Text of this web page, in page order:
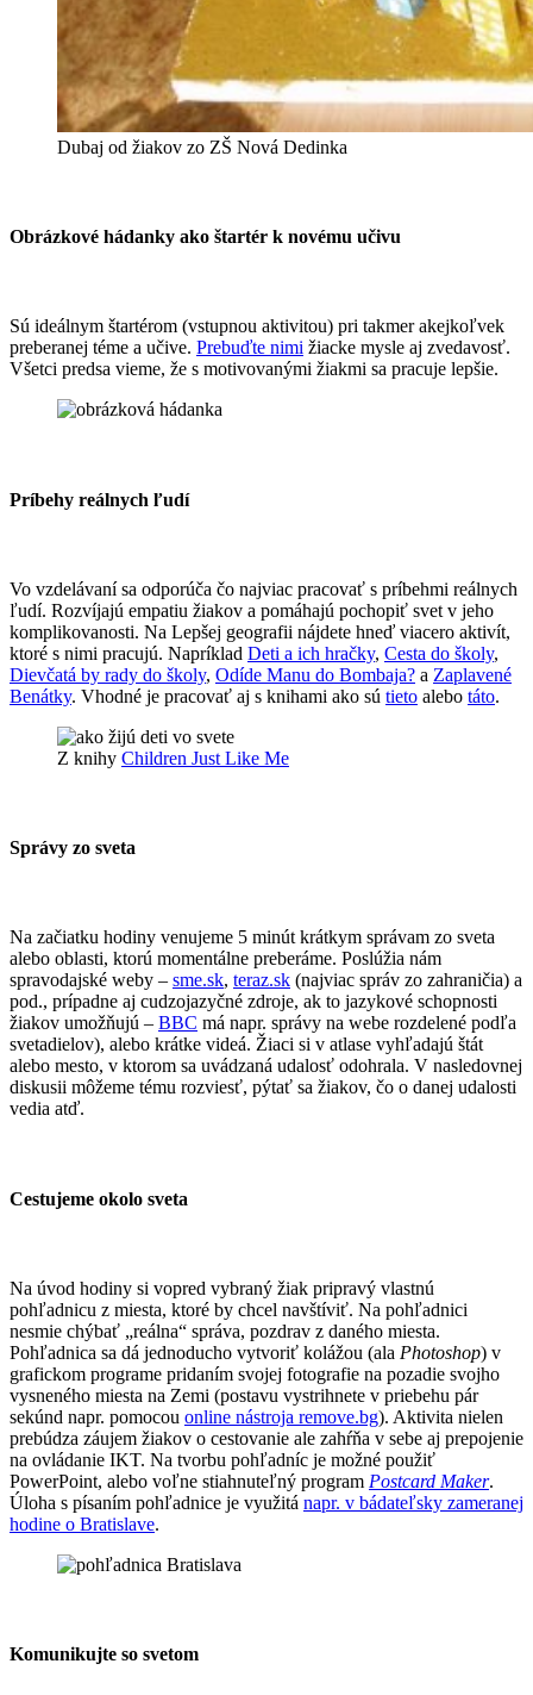
Dubaj od žiakov zo ZŠ Nová Dedinka
Obrázkové hádanky ako štartér k novému učivu
Sú ideálnym štartérom (vstupnou aktivitou) pri takmer akejkoľvek
preberanej téme a učive. Prebuďte nimi žiacke mysle aj zvedavosť.
Všetci predsa vieme, že s motivovanými žiakmi sa pracuje lepšie.​
Príbehy reálnych ľudí
Vo vzdelávaní sa odporúča čo najviac pracovať s príbehmi reálnych
ľudí. Rozvíjajú empatiu žiakov a pomáhajú pochopiť svet v jeho
komplikovanosti. Na Lepšej geografii nájdete hneď viacero aktivít,
ktoré s nimi pracujú. Napríklad Deti a ich hračky, Cesta do školy,
Dievčatá by rady do školy, Odíde Manu do Bombaja? a Zaplavené
Benátky. Vhodné je pracovať aj s knihami ako sú tieto alebo táto.
Z knihy Children Just Like Me
Správy zo sveta
Na začiatku hodiny venujeme 5 minút krátkym správam zo sveta
alebo oblasti, ktorú momentálne preberáme. Poslúžia nám
spravodajské weby – sme.sk, teraz.sk (najviac správ zo zahraničia) a
pod., prípadne aj cudzojazyčné zdroje, ak to jazykové schopnosti
žiakov umožňujú – BBC má napr. správy na webe rozdelené podľa
svetadielov), alebo krátke videá. Žiaci si v atlase vyhľadajú štát
alebo mesto, v ktorom sa uvádzaná udalosť odohrala. V nasledovnej
diskusii môžeme tému rozviesť, pýtať sa žiakov, čo o danej udalosti
vedia atď.​
Cestujeme okolo sveta
Na úvod hodiny si vopred vybraný žiak pripravý vlastnú
pohľadnicu z miesta, ktoré by chcel navštíviť. Na pohľadnici
nesmie chýbať „reálna“ správa, pozdrav z daného miesta.
Pohľadnica sa dá jednoducho vytvoriť kolážou (ala Photoshop) v
grafickom programe pridaním svojej fotografie na pozadie svojho
vysneného miesta na Zemi (postavu vystrihnete v priebehu pár
sekúnd napr. pomocou online nástroja remove.bg). Aktivita nielen
prebúdza záujem žiakov o cestovanie ale zahŕňa v sebe aj prepojenie
na ovládanie IKT. Na tvorbu pohľadníc je možné použiť
PowerPoint, alebo voľne stiahnuteľný program Postcard Maker.
Úloha s písaním pohľadnice je využitá napr. v bádateľsky zameranej
hodine o Bratislave.
Komunikujte so svetom